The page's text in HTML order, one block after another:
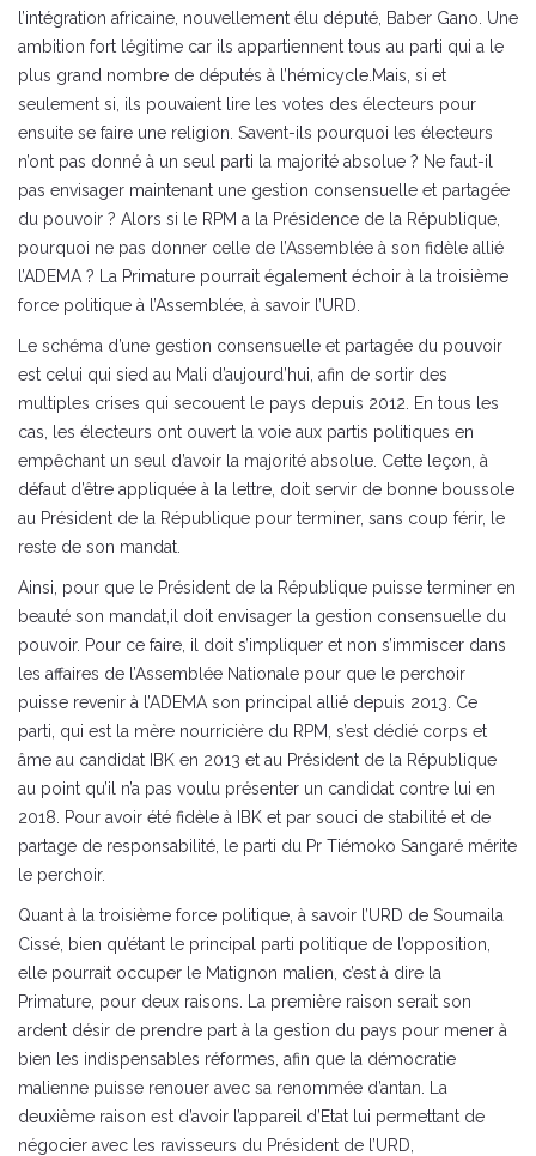
l’intégration africaine, nouvellement élu député, Baber Gano. Une
ambition fort légitime car ils appartiennent tous au parti qui a le
plus grand nombre de députés à l’hémicycle.Mais, si et
seulement si, ils pouvaient lire les votes des électeurs pour
ensuite se faire une religion. Savent-ils pourquoi les électeurs
n’ont pas donné à un seul parti la majorité absolue ? Ne faut-il
pas envisager maintenant une gestion consensuelle et partagée
du pouvoir ? Alors si le RPM a la Présidence de la République,
pourquoi ne pas donner celle de l’Assemblée à son fidèle allié
l’ADEMA ? La Primature pourrait également échoir à la troisième
force politique à l’Assemblée, à savoir l’URD.
Le schéma d’une gestion consensuelle et partagée du pouvoir
est celui qui sied au Mali d’aujourd’hui, afin de sortir des
multiples crises qui secouent le pays depuis 2012. En tous les
cas, les électeurs ont ouvert la voie aux partis politiques en
empêchant un seul d’avoir la majorité absolue. Cette leçon, à
défaut d’être appliquée à la lettre, doit servir de bonne boussole
au Président de la République pour terminer, sans coup férir, le
reste de son mandat.
Ainsi, pour que le Président de la République puisse terminer en
beauté son mandat,il doit envisager la gestion consensuelle du
pouvoir. Pour ce faire, il doit s’impliquer et non s’immiscer dans
les affaires de l’Assemblée Nationale pour que le perchoir
puisse revenir à l’ADEMA son principal allié depuis 2013. Ce
parti, qui est la mère nourricière du RPM, s’est dédié corps et
âme au candidat IBK en 2013 et au Président de la République
au point qu’il n’a pas voulu présenter un candidat contre lui en
2018. Pour avoir été fidèle à IBK et par souci de stabilité et de
partage de responsabilité, le parti du Pr Tiémoko Sangaré mérite
le perchoir.
Quant à la troisième force politique, à savoir l’URD de Soumaila
Cissé, bien qu’étant le principal parti politique de l’opposition,
elle pourrait occuper le Matignon malien, c’est à dire la
Primature, pour deux raisons. La première raison serait son
ardent désir de prendre part à la gestion du pays pour mener à
bien les indispensables réformes, afin que la démocratie
malienne puisse renouer avec sa renommée d’antan. La
deuxième raison est d’avoir l’appareil d’Etat lui permettant de
négocier avec les ravisseurs du Président de l’URD,